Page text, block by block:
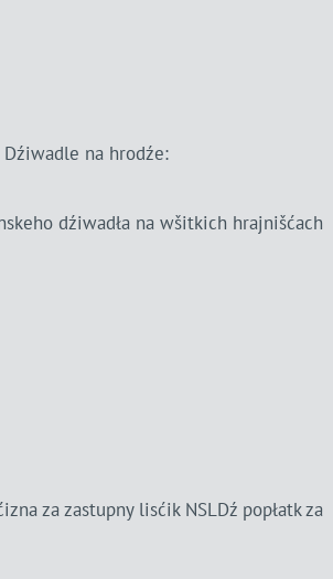
na hrodźe:
dźiwadła na wšitkich hrajnišćach
za zastupny lisćik NSLDź popłatk za